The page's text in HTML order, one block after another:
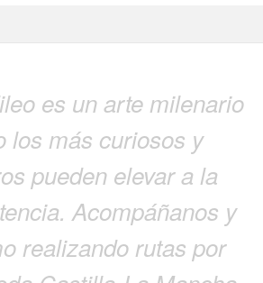
es un arte milenario
los más curiosos y
pueden elevar a la
Acompáñanos y
realizando rutas por